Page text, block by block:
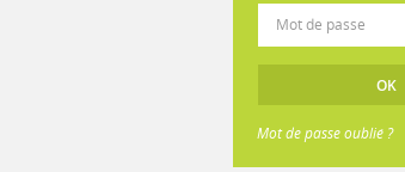
Mot de passe oublié ?